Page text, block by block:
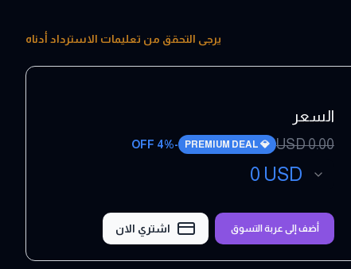
يرجى التحقق من تعليمات الاسترداد أدناه
السعر
0.00
USD
💎
PREMIUM DEAL
-
4% OFF
0 USD
أضف إلى عربة التسوق اشتري الان